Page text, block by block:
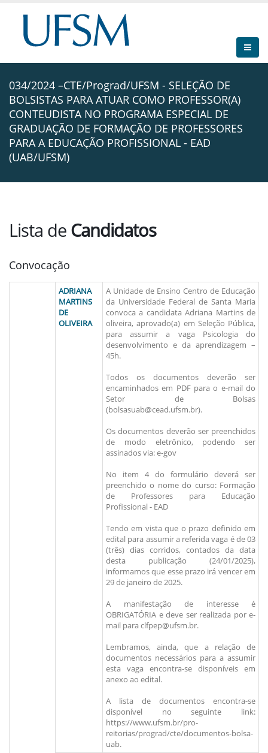
034/2024 –CTE/Prograd/UFSM - SELEÇÃO DE
BOLSISTAS PARA ATUAR COMO PROFESSOR(A)
CONTEUDISTA NO PROGRAMA ESPECIAL DE
GRADUAÇÃO DE FORMAÇÃO DE PROFESSORES
PARA A EDUCAÇÃO PROFISSIONAL - EAD
(UAB/UFSM)
Lista de Candidatos
Convocação
ADRIANA
MARTINS
DE
OLIVEIRA
A Unidade de Ensino Centro de Educação
da Universidade Federal de Santa Maria
convoca a candidata Adriana Martins de
oliveira, aprovado(a) em Seleção Pública,
para assumir a vaga Psicologia do
desenvolvimento e da aprendizagem –
45h.
Todos os documentos deverão ser
encaminhados em PDF para o e-mail do
Setor de Bolsas
(bolsasuab@cead.ufsm.br).
Os documentos deverão ser preenchidos
de modo eletrônico, podendo ser
assinados via: e-gov
No item 4 do formulário deverá ser
preenchido o nome do curso: Formação
de Professores para Educação
Profissional - EAD
Tendo em vista que o prazo definido em
edital para assumir a referida vaga é de 03
(três) dias corridos, contados da data
desta publicação (24/01/2025),
informamos que esse prazo irá vencer em
29 de janeiro de 2025.
A manifestação de interesse é
OBRIGATÓRIA e deve ser realizada por e-
mail para clfpep@ufsm.br.
Lembramos, ainda, que a relação de
documentos necessários para a assumir
esta vaga encontra-se disponíveis em
anexo ao edital.
A lista de documentos encontra-se
disponível no seguinte link:
https://www.ufsm.br/pro-
reitorias/prograd/cte/documentos-bolsa-
uab.